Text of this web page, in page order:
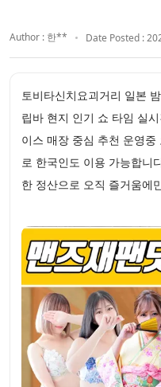
Author : 한** Date Posted :
토비타신치요괴거리 일본
립바 현지 인기 쇼 타임 실
이스 매장 중심 추천 운영
로 한국인도 이용 가능합니
한 정산으로 오직 즐거움에